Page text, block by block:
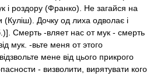
і роздору (Франко). Не загайся на
(Куліш). Дочку од лиха одволає і
Смерть -вляет нас от мук - смерть
мук. -вьте меня от этого
мене від цього прикрого
- визволити, вирятувати кого